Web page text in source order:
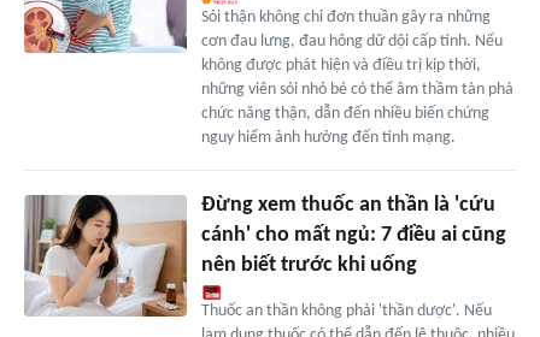
Sỏi thận không chỉ đơn thuần gây ra những
cơn đau lưng, đau hông dữ dội cấp tính. Nếu
không được phát hiện và điều trị kịp thời,
những viên sỏi nhỏ bé có thể âm thầm tàn phá
chức năng thận, dẫn đến nhiều biến chứng
nguy hiểm ảnh hưởng đến tính mạng.
Đừng xem thuốc an thần là 'cứu
cánh' cho mất ngủ: 7 điều ai cũng
nên biết trước khi uống
Thuốc an thần không phải 'thần dược'. Nếu